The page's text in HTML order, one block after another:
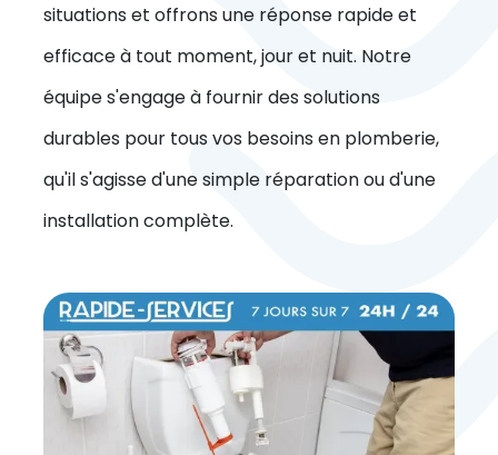
situations et offrons une réponse rapide et
efficace à tout moment, jour et nuit. Notre
équipe s'engage à fournir des solutions
durables pour tous vos besoins en plomberie,
qu'il s'agisse d'une simple réparation ou d'une
installation complète.